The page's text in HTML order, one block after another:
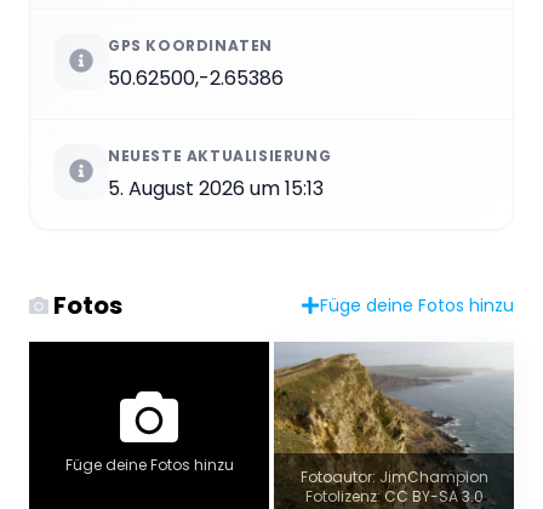
GPS KOORDINATEN
50.62500,-2.65386
NEUESTE AKTUALISIERUNG
5. August 2026 um 15:13
Fotos Füge deine Fotos hinzu
Füge deine Fotos hinzu
Fotoautor: JimChampion
Fotolizenz: CC BY-SA 3.0